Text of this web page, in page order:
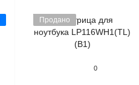
Продано
0